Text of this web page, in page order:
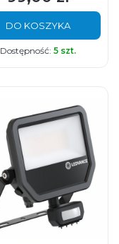
DO KOSZYKA
Dostępność: 5 szt.